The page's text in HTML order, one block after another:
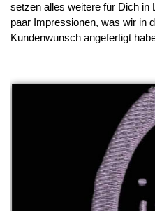
setzen alles weitere für Dich in
paar Impressionen, was wir in
Kundenwunsch angefertigt